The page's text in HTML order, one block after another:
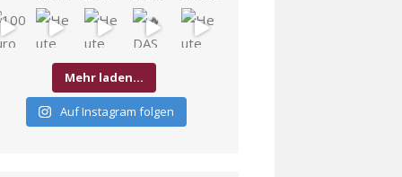
Mehr laden…
Auf Instagram folgen